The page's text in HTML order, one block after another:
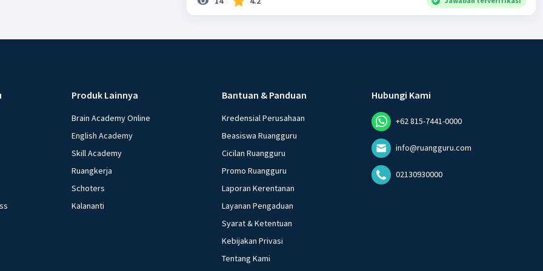
Produk Lainnya
Brain Academy Online
English Academy
Skill Academy
Ruangkerja
Schoters
Kalananti
Bantuan & Panduan
Kredensial Perusahaan
Beasiswa Ruangguru
Cicilan Ruangguru
Promo Ruangguru
Laporan Kerentanan
Layanan Pengaduan
Syarat & Ketentuan
Kebijakan Privasi
Tentang Kami
Hubungi Kami
+62 815-7441-0000
info@ruangguru.com
02130930000